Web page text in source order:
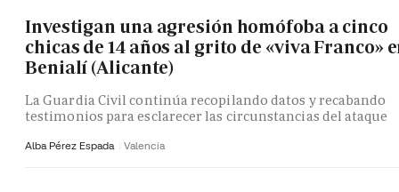
Investigan una agresión homófoba a cinco
chicas de 14 años al grito de «viva Franco»
Benialí (Alicante)
La Guardia Civil continúa recopilando datos y recabando
testimonios para esclarecer las circunstancias del ataque
Alba Pérez Espada Valencia